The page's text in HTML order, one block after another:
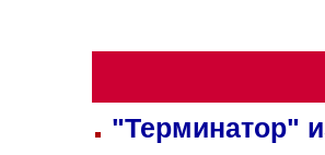
"Терминатор"